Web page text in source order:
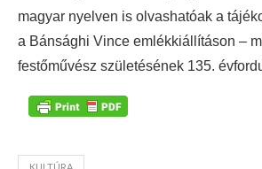
magyar nyelven is olvashatóak a
a Bánsághi Vince emlékkiállításon –
festőművész születésének 135.